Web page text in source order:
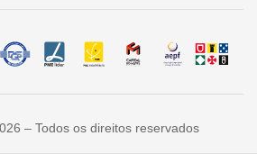
– Todos os direitos reservados